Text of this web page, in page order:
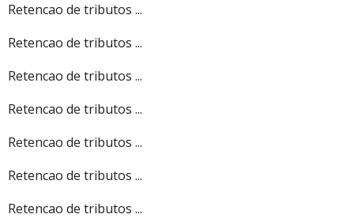
Retencao de tributos ...
Retencao de tributos ...
Retencao de tributos ...
Retencao de tributos ...
Retencao de tributos ...
Retencao de tributos ...
Retencao de tributos ...